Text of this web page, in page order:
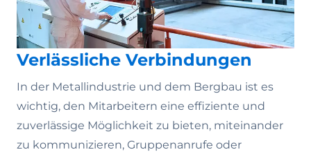
Verlässliche Verbindungen
In der Metallindustrie und dem Bergbau ist es
wichtig, den Mitarbeitern eine effiziente und
zuverlässige Möglichkeit zu bieten, miteinander
zu kommunizieren, Gruppenanrufe oder